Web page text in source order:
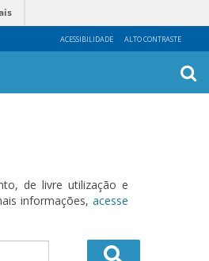
ACESSIBILIDADE ALTO CONTRASTE
de livre utilização e
informações, acesse